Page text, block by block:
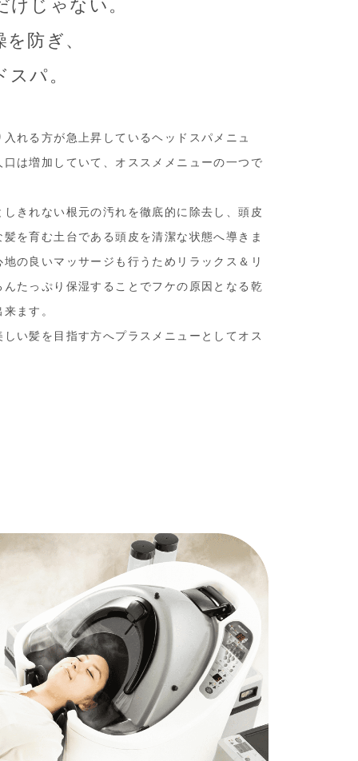
じゃない。
防ぎ、
パ。
れる方が急上昇しているヘッドスパメニュ
は増加していて、オススメメニューの一つで
きれない根元の汚れを徹底的に除去し、頭皮
を育む土台である頭皮を清潔な状態へ導きま
の良いマッサージも行うためリラックス＆リ
たっぷり保湿することでフケの原因となる乾
ます。
い髪を目指す方へプラスメニューとしてオス